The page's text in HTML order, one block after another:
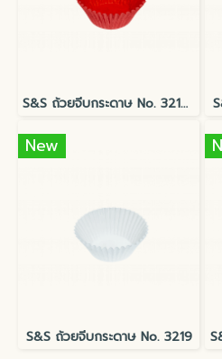
S&S ถ้วยจีบกระดาษ No. 3219 Red
New
S&S ถ้วยจีบกระดาษ No. 3219